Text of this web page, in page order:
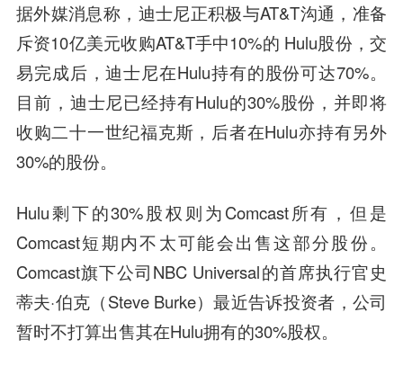
据外媒消息称，迪士尼正积极与AT&T沟通，准备
斥资10亿美元收购AT&T手中10%的 Hulu股份，交
易完成后，迪士尼在Hulu持有的股份可达70%。
目前，迪士尼已经持有Hulu的30%股份，并即将
收购二十一世纪福克斯，后者在Hulu亦持有另外
30%的股份。
Hulu剩下的30%股权则为Comcast所有，但是
Comcast短期内不太可能会出售这部分股份。
Comcast旗下公司NBC Universal的首席执行官史
蒂夫·伯克（Steve Burke）最近告诉投资者，公司
暂时不打算出售其在Hulu拥有的30%股权。